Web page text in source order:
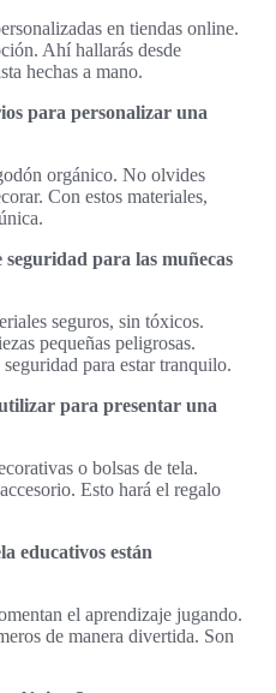
en tiendas online.
Ahí hallarás desde
hechas a mano.
para personalizar una
orgánico. No olvides
Con estos materiales,
seguridad para las muñecas
seguros, sin tóxicos.
pequeñas peligrosas.
para estar tranquilo.
para presentar una
o bolsas de tela.
Esto hará el regalo
educativos están
el aprendizaje jugando.
de manera divertida. Son